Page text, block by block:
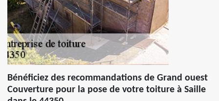
Bénéficiez des recommandations de Grand ouest
Couverture pour la pose de votre toiture à Saille